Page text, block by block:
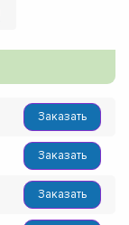
Заказать
Заказать
Заказать